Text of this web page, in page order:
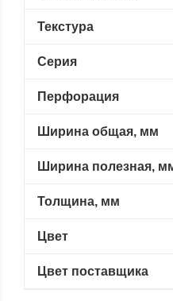
Текстура
Серия
Перфорация
Ширина общая, мм
Ширина полезная,
Толщина, мм
Цвет
Цвет поставщика